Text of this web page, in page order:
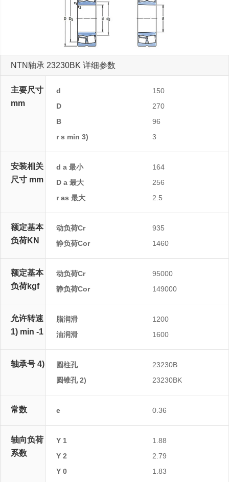
NTN轴承 23230BK 详细参数
主要尺寸
mm
d
150
D
270
B
96
r s min 3)
3
安装相关
尺寸 mm
d a 最小
164
D a 最大
256
r as 最大
2.5
额定基本
负荷KN
动负荷Cr
935
静负荷Cor
1460
额定基本
负荷kgf
动负荷Cr
95000
静负荷Cor
149000
允许转速
1) min -1
脂润滑
1200
油润滑
1600
轴承号 4) 圆柱孔
23230B
圆锥孔 2)
23230BK
常数 e 0.36
轴向负荷
系数
Y 1
1.88
Y 2
2.79
Y 0
1.83